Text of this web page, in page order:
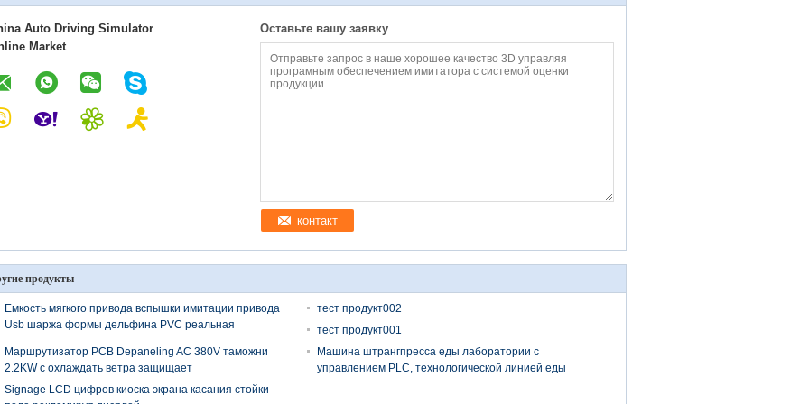
Auto Driving Simulator
Market
Оставьте вашу заявку
контакт
продукты
Емкость мягкого привода вспышки имитации привода
Usb шаржа формы дельфина PVC реальная
тест продукт002
тест продукт001
Маршрутизатор PCB Depaneling AC 380V таможни
2.2KW с охлаждать ветра защищает
Машина штрангпресса еды лаборатории с
управлением PLC, технологической линией еды
Signage LCD цифров киоска экрана касания стойки